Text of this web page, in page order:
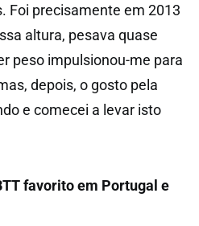
Foi precisamente em 2013
altura, pesava quase
peso impulsionou-me para
depois, o gosto pela
e comecei a levar isto
favorito em Portugal e